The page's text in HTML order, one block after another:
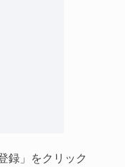
録」をクリック